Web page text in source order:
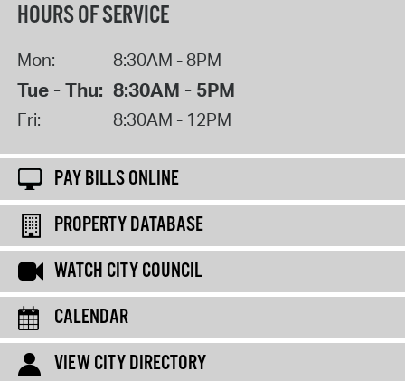
HOURS OF SERVICE
Mon: 8:30AM - 8PM
Tue - Thu: 8:30AM - 5PM
Fri: 8:30AM - 12PM
PAY BILLS ONLINE
PROPERTY DATABASE
WATCH CITY COUNCIL
CALENDAR
VIEW CITY DIRECTORY